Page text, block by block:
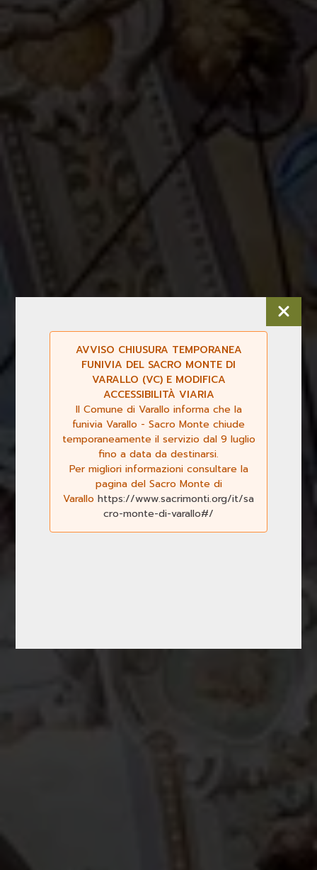
AVVISO CHIUSURA TEMPORANEA
FUNIVIA DEL SACRO MONTE DI
VARALLO (VC) E MODIFICA
ACCESSIBILITÀ VIARIA
Il Comune di Varallo informa che la
funivia Varallo - Sacro Monte chiude
temporaneamente il servizio dal 9 luglio
fino a data da destinarsi.
Per migliori informazioni consultare la
pagina del Sacro Monte di
Varallo https://www.sacrimonti.org/it/sa
cro-monte-di-varallo#/